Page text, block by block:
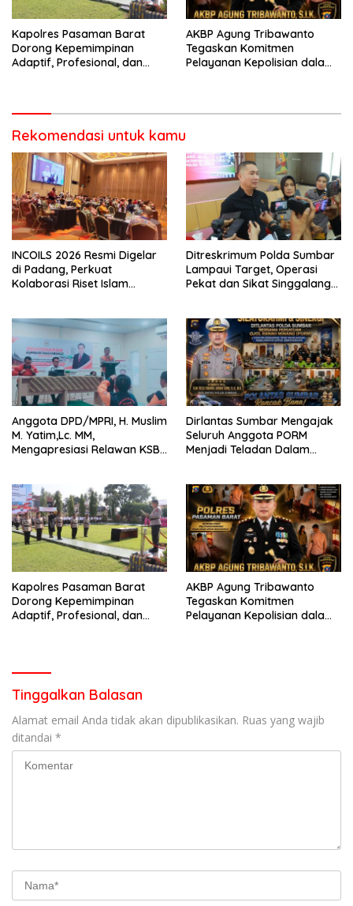
Kapolres Pasaman Barat
Dorong Kepemimpinan
Adaptif, Profesional, dan
AKBP Agung Tribawanto
Tegaskan Komitmen
Pelayanan Kepolisian dalam
Rekomendasi untuk kamu
INCOILS 2026 Resmi Digelar
di Padang, Perkuat
Kolaborasi Riset Islam
Ditreskrimum Polda Sumbar
Lampaui Target, Operasi
Pekat dan Sikat Singgalang
Anggota DPD/MPRI, H. Muslim
M. Yatim,Lc. MM,
Mengapresiasi Relawan KSB
Bencana
Dirlantas Sumbar Mengajak
Seluruh Anggota PORM
Menjadi Teladan Dalam
Perlengkapan Keselamatan
Berkendara
Kapolres Pasaman Barat
Dorong Kepemimpinan
Adaptif, Profesional, dan
AKBP Agung Tribawanto
Tegaskan Komitmen
Pelayanan Kepolisian dalam
Tinggalkan Balasan
Alamat email Anda tidak akan dipublikasikan. Ruas yang wajib
ditandai *